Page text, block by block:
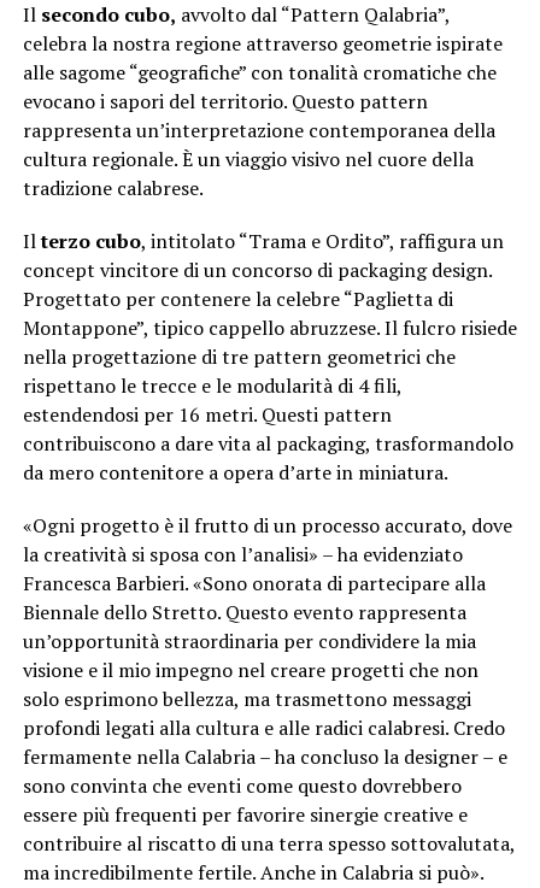
Ilsecondo cubo, avvolto dal “Pattern Qalabria”,
celebra la nostra regione attraverso geometrie ispirate
alle sagome “geografiche” con tonalità cromatiche che
evocano i sapori del territorio. Questo pattern
rappresenta un’interpretazione contemporanea della
cultura regionale. È un viaggio visivo nel cuore della
tradizione calabrese.
Ilterzo cubo, intitolato “Trama e Ordito”, raffigura un
concept vincitore di un concorso di packaging design.
Progettato per contenere la celebre “Paglietta di
Montappone”, tipico cappello abruzzese. Il fulcro risiede
nella progettazione di tre pattern geometrici che
rispettano le trecce e le modularità di 4 fili,
estendendosi per 16 metri. Questi pattern
contribuiscono a dare vita al packaging, trasformandolo
da mero contenitore a opera d’arte in miniatura.
«Ogni progetto è il frutto di un processo accurato, dove
la creatività si sposa con l’analisi» – ha evidenziato
Francesca Barbieri. «Sono onorata di partecipare alla
Biennale dello Stretto. Questo evento rappresenta
un’opportunità straordinaria per condividere la mia
visione e il mio impegno nel creare progetti che non
solo esprimono bellezza, ma trasmettono messaggi
profondi legati alla cultura e alle radici calabresi. Credo
fermamente nella Calabria – ha concluso la designer – e
sono convinta che eventi come questo dovrebbero
essere più frequenti per favorire sinergie creative e
contribuire al riscatto di una terra spesso sottovalutata,
ma incredibilmente fertile. Anche in Calabria si può».